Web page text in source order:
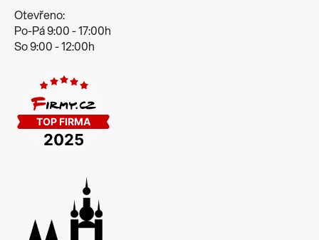
Otevřeno:
Po-Pá 9:00 - 17:00h
So 9:00 - 12:00h